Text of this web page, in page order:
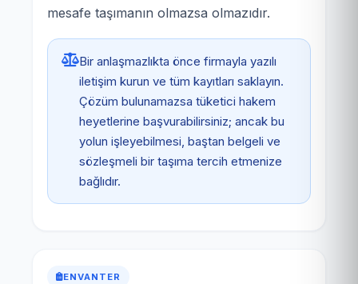
mesafe taşımanın olmazsa olmazıdır.
Bir anlaşmazlıkta önce firmayla yazılı
iletişim kurun ve tüm kayıtları saklayın.
Çözüm bulunamazsa tüketici hakem
heyetlerine başvurabilirsiniz; ancak bu
yolun işleyebilmesi, baştan belgeli ve
sözleşmeli bir taşıma tercih etmenize
bağlıdır.
ENVANTER